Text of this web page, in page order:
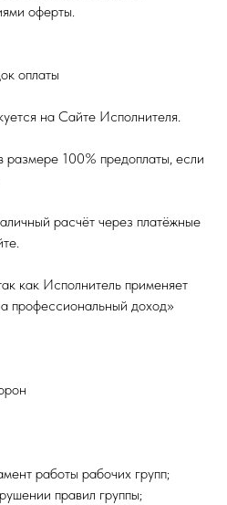
оферты.
оплаты
на Сайте Исполнителя.
размере 100% предоплаты, если
расчёт через платёжные
как Исполнитель применяет
профессиональный доход»
работы рабочих групп;
правил группы;